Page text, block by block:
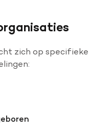
zich op specifieke